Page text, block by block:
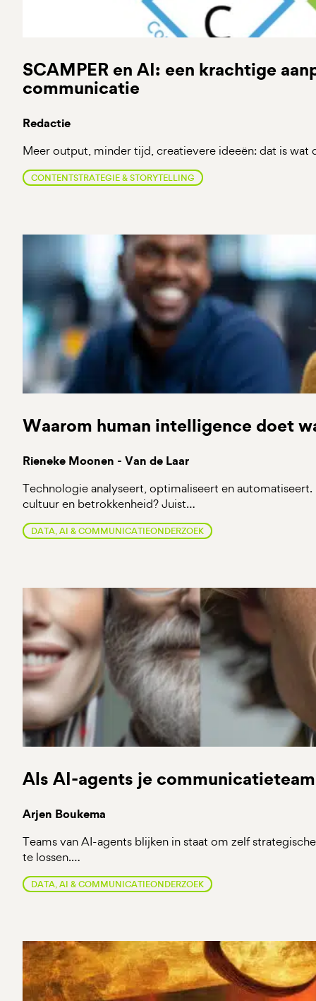
SCAMPER en AI: een krachtige
communicatie
Redactie
Meer output, minder tijd, creatievere ideeën: dat is wat
CONTENTSTRATEGIE & STORYTELLING
Waarom human intelligence doet
Rieneke Moonen - Van de Laar
Technologie analyseert, optimaliseert en
cultuur en betrokkenheid? Juist…
DATA, AI & COMMUNICATIEONDERZOEK
Als AI-agents je
Arjen Boukema
Teams van AI-agents blijken in staat om zelf
te lossen.…
DATA, AI & COMMUNICATIEONDERZOEK